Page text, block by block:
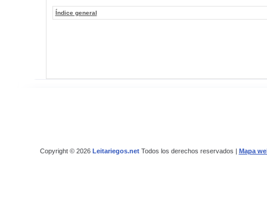
Índice general
Copyright © 2026 Leitariegos.netTodos los derechos reservados | Mapa